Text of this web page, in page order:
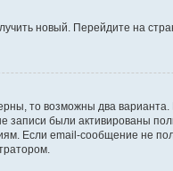
новый. Перейдите на
то возможны два
записи были активированы
Если email-сообщение не